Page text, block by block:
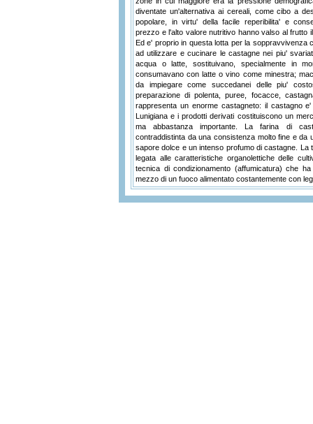
diventate un'alternativa ai cereali, come cibo a
popolare, in virtu' della facile reperibilita' e
prezzo e l'alto valore nutritivo hanno valso al frutto
Ed e' proprio in questa lotta per la soppravvivenza
ad utilizzare e cucinare le castagne nei piu'
acqua o latte, sostituivano, specialmente in
consumavano con latte o vino come minestra;
da impiegare come succedanei delle piu'
preparazione di polenta, puree, focacce,
rappresenta un enorme castagneto: il castagno
Lunigiana e i prodotti derivati costituiscono un
ma abbastanza importante. La farina di
contraddistinta da una consistenza molto fine e da
sapore dolce e un intenso profumo di castagne. La
legata alle caratteristiche organolettiche delle
tecnica di condizionamento (affumicatura) che
mezzo di un fuoco alimentato costantemente con